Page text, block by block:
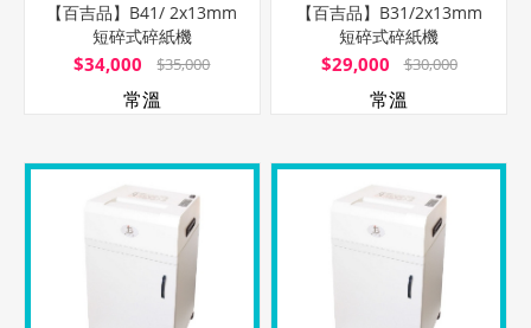
【百吉品】B41/ 2x13mm
短碎式碎紙機
$34,000 $35,000
常溫
【百吉品】B31/2x13mm
短碎式碎紙機
$29,000 $30,000
常溫